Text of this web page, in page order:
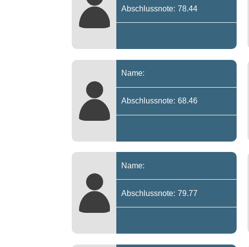
Abschlussnote: 78.44
Name:
Abschlussnote: 68.46
Name:
Abschlussnote: 79.77